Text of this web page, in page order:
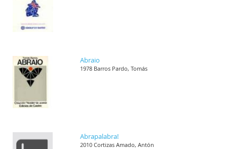
Abraio
1978 Barros Pardo, Tomás
Abrapalabra!
2010 Cortizas Amado, Antón